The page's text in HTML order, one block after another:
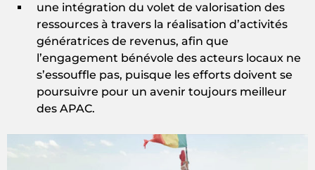
une intégration du volet de valorisation des
ressources à travers la réalisation d’activités
génératrices de revenus, afin que
l’engagement bénévole des acteurs locaux ne
s’essouffle pas, puisque les efforts doivent se
poursuivre pour un avenir toujours meilleur
des APAC.